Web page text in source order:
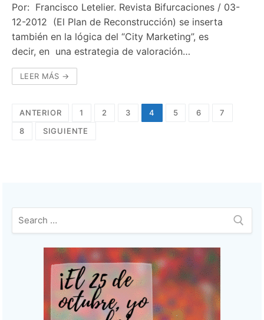
Por: Francisco Letelier. Revista Bifurcaciones / 03-
12-2012 (El Plan de Reconstrucción) se inserta
también en la lógica del “City Marketing”, es
decir, en una estrategia de valoración…
LEER MÁS →
Navegación
de
ANTERIOR 1 2 3 4 5 6
7
8
SIGUIENTE